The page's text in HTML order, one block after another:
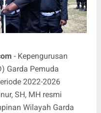
- Kepengurusan
Garda Pemuda
2022-2026
SH, MH resmi
Wilayah Garda